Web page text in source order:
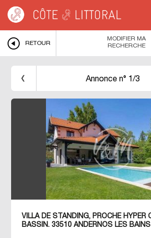
GIRONDE
> ANDERNOS LES BAINS > MAISON
MER ANDERNOS LES BAINS
RETOUR
MODIFIER MA
RECHERCHE
Annonce n° 1/3
VILLA DE STANDING, PROCHE HYPER
BASSIN. 33510 ANDERNOS LES BAINS